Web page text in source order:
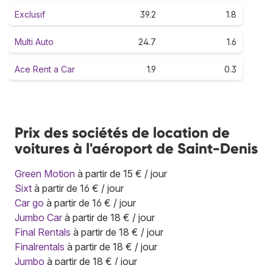
Exclusif 39.2 1.8
Multi Auto 24.7 1.6
Ace Rent a Car 1.9 0.3
Prix des sociétés de location de
voitures à l'aéroport de Saint-Denis
Green Motion à partir de 15 € / jour
Sixt à partir de 16 € / jour
Car go à partir de 16 € / jour
Jumbo Car à partir de 18 € / jour
Final Rentals à partir de 18 € / jour
Finalrentals à partir de 18 € / jour
Jumbo à partir de 18 € / jour